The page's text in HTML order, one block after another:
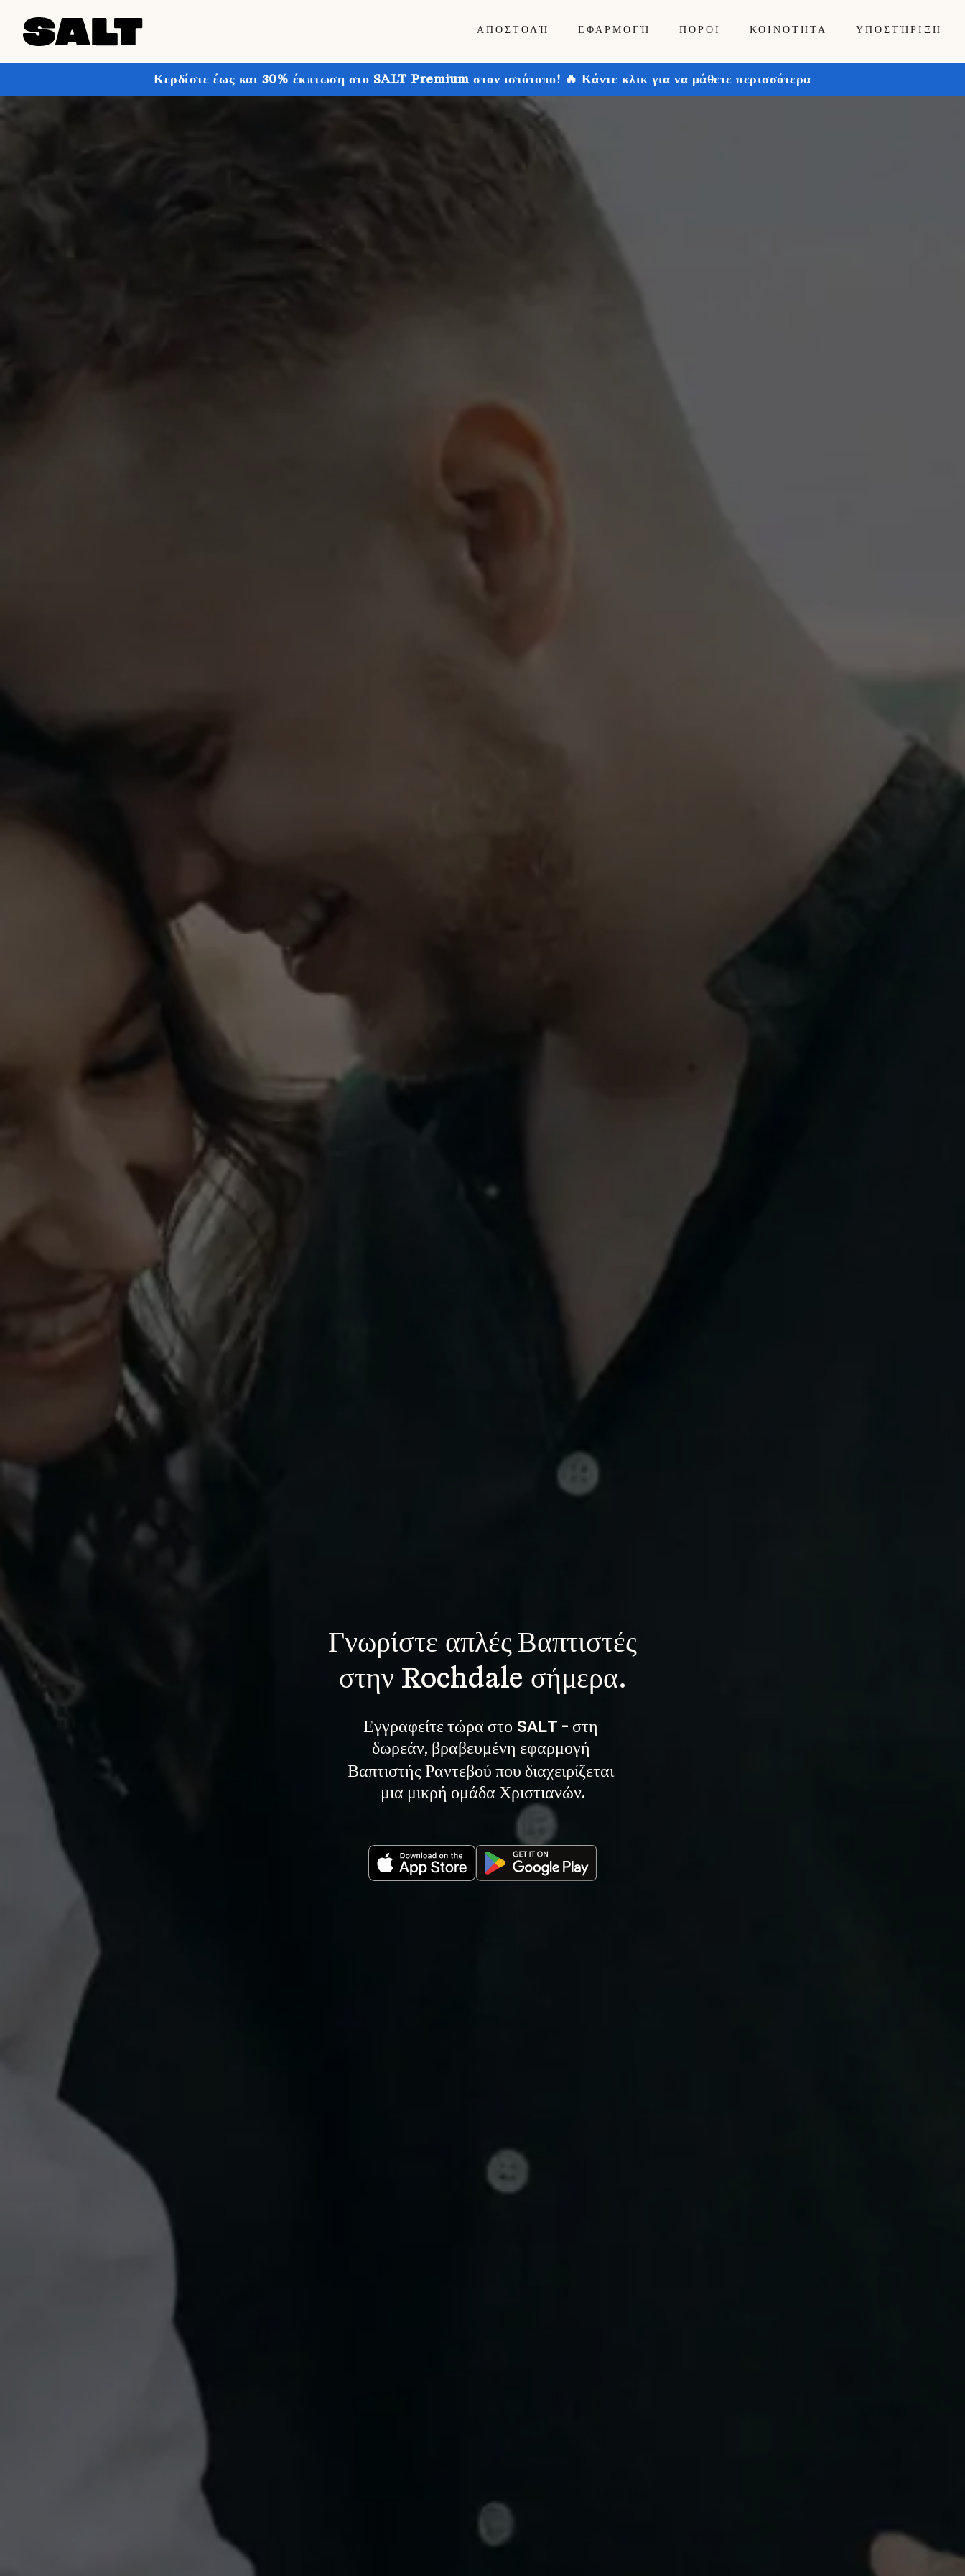
ΑΠΟΣΤΟΛΉ ΕΦΑΡΜΟΓΉ ΠΌΡΟΙ ΚΟΙΝΌΤΗΤΑ ΥΠΟΣΤΉΡΙΞΗ
Κερδίστε έως και 30% έκπτωση στο SALT Premium στον ιστότοπο! 🔥 Κάντε κλικ για να μάθετε περισσότερα
Γνωρίστε απλές Βαπτιστές
στην Rochdale σήμερα.
Εγγραφείτε τώρα στο SALT - στη
δωρεάν, βραβευμένη εφαρμογή
Βαπτιστής Ραντεβού που διαχειρίζεται
μια μικρή ομάδα Χριστιανών.